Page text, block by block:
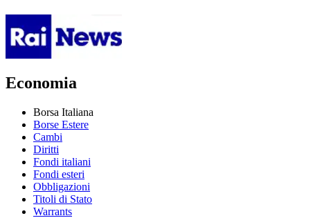
Economia
Borsa Italiana
Borse Estere
Cambi
Diritti
Fondi italiani
Fondi esteri
Obbligazioni
Titoli di Stato
Warrants